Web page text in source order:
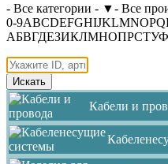
- Все категории - ▼- Все
0-9ABCDEFGHIJKLMNOPQ
АБВГДЕЗИКЛМНОПРСТУФ
Искать
Кабели и